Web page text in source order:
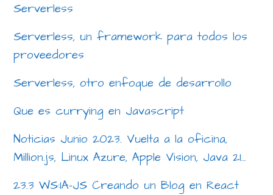
Serverless
Serverless, un framework para todos los
proveedores
Serverless, otro enfoque de desarrollo
Que es currying en Javascript
Noticias Junio 2023. Vuelta a la oficina,
Million.js, Linux Azure, Apple Vision, Java 21…
23.3 WS:IA-JS Creando un Blog en React